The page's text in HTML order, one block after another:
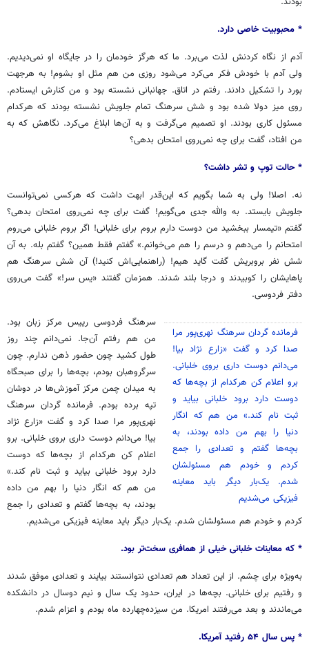
* محبوبیت خاصی دارد.
آدم از نگاه کردنش لذت می‌برد. ما که هرگز خودمان را در جایگاه او نمی‌دیدیم.
ولی آدم با خودش فکر می‌کرد می‌شود روزی من هم مثل او بشوم! به هرجهت
بورد را تشکیل دادند. رفتم در اتاق. جهانبانی نشسته بود و من کنارش ایستادم.
روی میز دولا شده بود و شش سرهنگ تمام جلویش نشسته بودند که هرکدام
مسئول کاری بودند. او تصمیم می‌گرفت و به آن‌ها ابلاغ می‌کرد. نگاهش که به
من افتاد، گفت برای چه نمی‌روی امتحان بدهی؟
* حالت توپ و تشر داشت؟
نه. اصلا! ولی به شما بگویم که این‌قدر ابهت داشت که هرکسی نمی‌توانست
جلویش بایستد. به والله جدی می‌گویم! گفت برای چه نمی‌روی امتحان بدهی؟
گفتم «تیمسار ببخشید من دوست دارم بروم برای خلبانی! اگر بروم خلبانی می‌روم
امتحانم را می‌دهم و درسم را هم می‌خوانم.» گفتم فقط همین؟ گفتم بله. به آن
شش نفر بروبریش گفت گاید هیم! (راهنمایی‌اش کنید!) آن شش سرهنگ هم
پاهایشان را کوبیدند و درجا بلند شدند. همزمان گفتند «یس سر!» گفت می‌روی
دفتر فردوسی.
فرمانده گردان سرهنگ نهری‌پور مرا
صدا کرد و گفت «زارع نژاد بیا!
می‌دانم دوست داری بروی خلبانی.
برو اعلام کن هرکدام از بچه‌ها که
دوست دارد برود خلبانی بیاید و
ثبت نام کند.» من هم که انگار
دنیا را بهم من داده بودند، به
بچه‌ها گفتم و تعدادی را جمع
کردم و خودم هم مسئولشان
شدم. یک‌بار دیگر باید معاینه
فیزیکی می‌شدیم
سرهنگ فردوسی رییس مرکز زبان بود.
من هم رفتم آن‌جا. نمی‌دانم چند روز
طول کشید چون حضور ذهن ندارم. چون
سرگروهبان بودم، بچه‌ها را برای صبحگاه
به میدان چمن مرکز آموزش‌ها در دوشان
تپه برده بودم. فرمانده گردان سرهنگ
نهری‌پور مرا صدا کرد و گفت «زارع نژاد
بیا! می‌دانم دوست داری بروی خلبانی. برو
اعلام کن هرکدام از بچه‌ها که دوست
دارد برود خلبانی بیاید و ثبت نام کند.»
من هم که انگار دنیا را بهم من داده
بودند، به بچه‌ها گفتم و تعدادی را جمع
کردم و خودم هم مسئولشان شدم. یک‌بار دیگر باید معاینه فیزیکی می‌شدیم.
* که معاینات خلبانی خیلی از همافری سخت‌تر بود.
به‌ویژه برای چشم. از این تعداد هم تعدادی نتوانستند بیایند و تعدادی موفق شدند
و رفتیم برای خلبانی. بچه‌ها در ایران، حدود یک سال و نیم دوسال در دانشکده
می‌ماندند و بعد می‌رفتند امریکا. من سیزده‌چهارده ماه بودم و اعزام شدم.
* پس سال ۵۴ رفتید آمریکا.